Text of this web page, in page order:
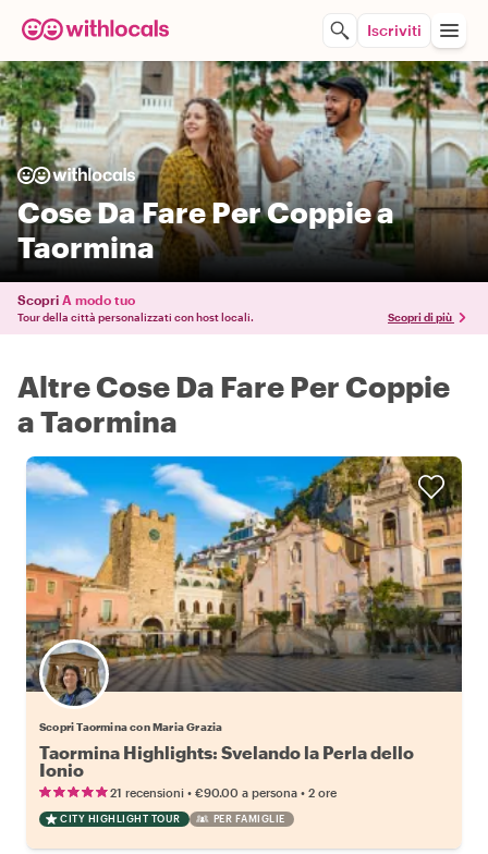
Iscriviti
Cose Da Fare Per Coppie a
Taormina
Scopri A modo tuo
Tour della città personalizzati con host locali. Scopri di più
Altre Cose Da Fare Per Coppie
a Taormina
Scopri Taormina con Maria Grazia
Taormina Highlights: Svelando la Perla dello
Ionio
21 recensioni • €90.00 a persona • 2 ore
CITY HIGHLIGHT TOUR PER FAMIGLIE